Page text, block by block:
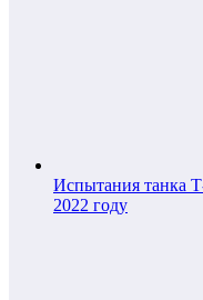
Испытания танка
2022 году